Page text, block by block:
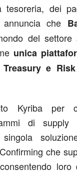
tesoreria, dei
che
del settore
unica
e
Kyriba per
di supply
che
loro